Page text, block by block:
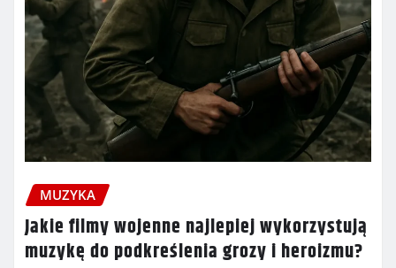
MUZYKA
Jakie filmy wojenne najlepiej wykorzystują
muzykę do podkreślenia grozy i heroizmu?